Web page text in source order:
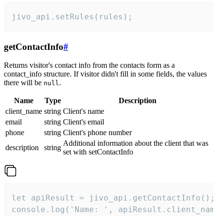
jivo_api.setRules(rules);
getContactInfo#
Returns visitor's contact info from the contacts form as a
contact_info structure. If visitor didn't fill in some fields, the values
there will be null.
Name Type
Description
client_name string Client's name
email
string Client's email
phone
string Client's phone number
description
string
Additional information about the client that was
set with setContactInfo
let apiResult = jivo_api.getContactInfo();
console.log('Name: ',